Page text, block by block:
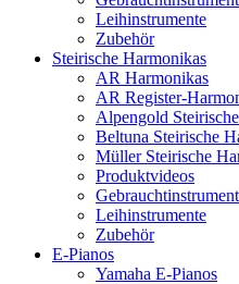
Leihinstrumente
Zubehör
Steirische Harmonikas
AR Harmonikas
AR Register-
Alpengold
Beltuna Steirische
Müller Steirische
Produktvideos
Leihinstrumente
Zubehör
E-Pianos
Yamaha E-Pianos